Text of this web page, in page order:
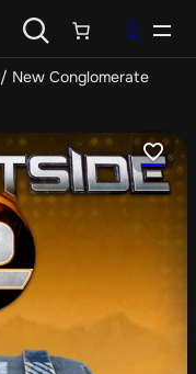
/ New Conglomerate